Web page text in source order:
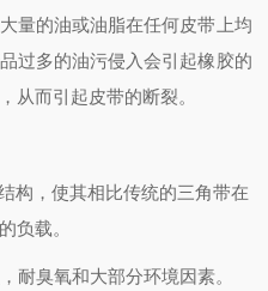
量的油或油脂在任何皮带上均
过多的油污侵入会引起橡胶的
从而引起皮带的断裂。
，使其相比传统的三角带在
负载。
臭氧和大部分环境因素。